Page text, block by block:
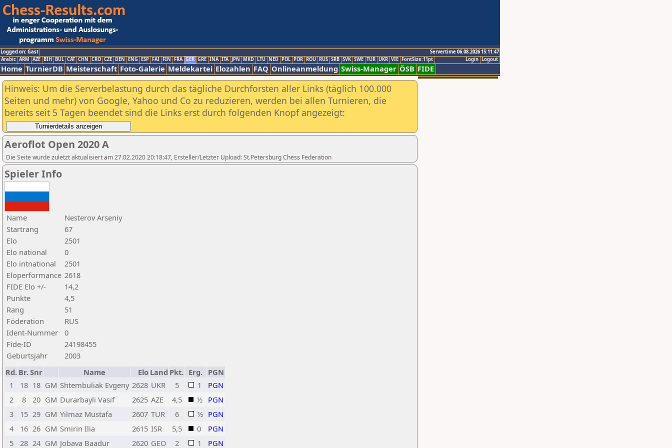
Logged on: Gast
Servertime 06.08.2026 15:11:47
Logout
Login
Arabic ARM AZE BIH BUL CAT CHN CRO CZE DEN ENG ESP FAI FIN FRA GER GRE INA ITA JPN MKD LTU NED POL POR ROU RUS SRB SVK SWE TUR UKR VIE FontSize:11pt
Home TurnierDB Meisterschaft Foto-Galerie Meldekartei Elozahlen FAQ Onlineanmeldung Swiss-Manager ÖSB FIDE
Hinweis: Um die Serverbelastung durch das tägliche Durchforsten aller Links (täglich 100.000
Seiten und mehr) von Google, Yahoo und Co zu reduzieren, werden bei allen Turnieren, die
bereits seit 5 Tagen beendet sind die Links erst durch folgenden Knopf angezeigt:
Aeroflot Open 2020 A
Die Seite wurde zuletzt aktualisiert am 27.02.2020 20:18:47, Ersteller/Letzter Upload: St.Petersburg Chess Federation
Spieler Info
Name
Nesterov Arseniy
Startrang
67
Elo
2501
Elo national
0
Elo intnational
2501
Eloperformance 2618
FIDE Elo +/-
14,2
Punkte
4,5
Rang
51
Föderation
RUS
Ident-Nummer
0
Fide-ID
24198455
Geburtsjahr
2003
Rd. Br.Snr Name Elo Land Pkt. Erg.
PGN
1
18 18 GM Shtembuliak Evgeny 2628 UKR 5 1
PGN
2
8 20 GM Durarbayli Vasif 2625 AZE 4,5 ½ PGN
3
15 29 GM Yilmaz Mustafa 2607 TUR 6 ½ PGN
4
16 26 GM Smirin Ilia 2615 ISR 5,5 0
PGN
5
28 24 GM Jobava Baadur 2620 GEO 2 1 PGN